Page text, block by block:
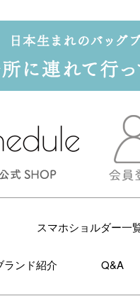
スマホショルダー一
ランド紹介 Q&A